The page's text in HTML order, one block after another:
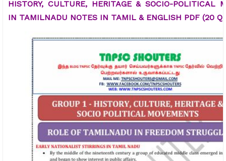
HISTORY, CULTURE, HERITAGE & SOCIO-POLITICAL
IN TAMILNADU NOTES IN TAMIL & ENGLISH PDF (20